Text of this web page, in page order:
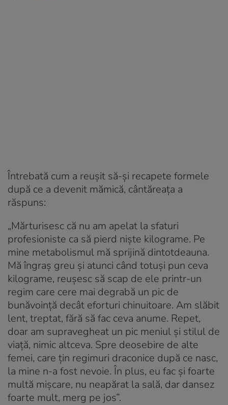
Întrebată cum a reușit să-și recapete formele
după ce a devenit mămică, cântăreața a
răspuns:
„Mărturisesc că nu am apelat la sfaturi
profesioniste ca să pierd niște kilograme. Pe
mine metabolismul mă sprijină dintotdeauna.
Mă îngraș greu și atunci când totuși pun ceva
kilograme, reușesc să scap de ele printr-un
regim care cere mai degrabă un pic de
bunăvoință decât eforturi chinuitoare. Am slăbit
lent, treptat, fără să fac ceva anume. Repet,
doar am supravegheat un pic meniul și stilul de
viață, nimic altceva. Spre deosebire de alte
femei, care țin regimuri draconice după ce nasc,
la mine n-a fost nevoie. În plus, eu fac și foarte
multă mișcare, nu neapărat la sală, dar dansez
foarte mult, merg pe jos”.